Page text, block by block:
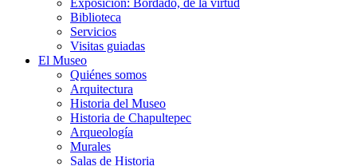
Exposición: Bordado, de la virtud
Biblioteca
Servicios
Visitas guiadas
El Museo
Quiénes somos
Arquitectura
Historia del Museo
Historia de Chapultepec
Arqueología
Murales
Salas de Historia